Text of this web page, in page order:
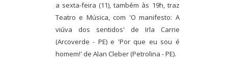
a sexta-feira (11), também às 19h, traz
Teatro e Música, com 'O manifesto: A
viúva dos sentidos' de Irla Carrie
(Arcoverde - PE) e 'Por que eu sou é
homem!' de Alan Cleber (Petrolina - PE).